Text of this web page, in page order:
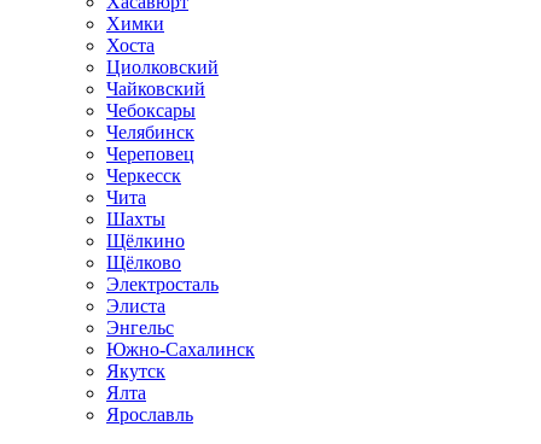
Химки
Хоста
Циолковский
Чайковский
Чебоксары
Челябинск
Череповец
Черкесск
Чита
Шахты
Щёлкино
Щёлково
Электросталь
Элиста
Энгельс
Южно-Сахалинск
Якутск
Ялта
Ярославль